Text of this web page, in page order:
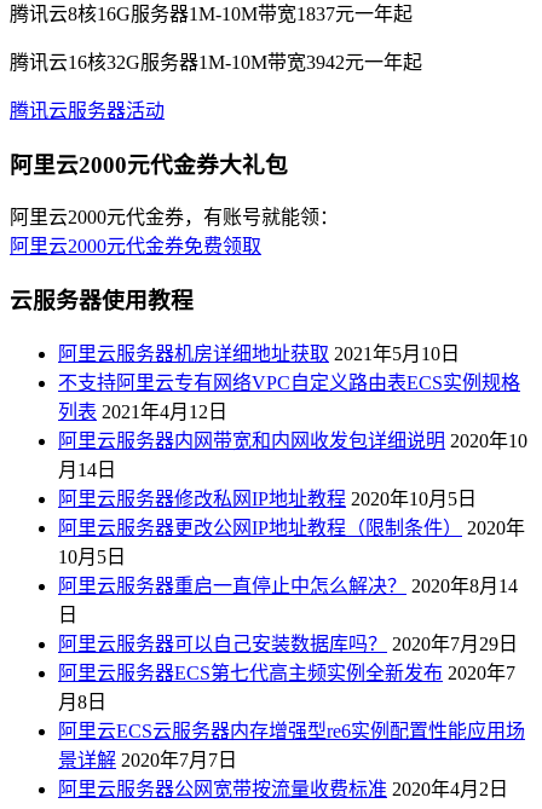
腾讯云8核16G服务器1M-10M带宽1837元一年起
腾讯云16核32G服务器1M-10M带宽3942元一年起
腾讯云服务器活动
阿里云2000元代金券大礼包
阿里云2000元代金券，有账号就能领：
阿里云2000元代金券免费领取
云服务器使用教程
阿里云服务器机房详细地址获取 2021年5月10日
不支持阿里云专有网络VPC自定义路由表ECS实例规格
列表 2021年4月12日
阿里云服务器内网带宽和内网收发包详细说明 2020年10
月14日
阿里云服务器修改私网IP地址教程 2020年10月5日
阿里云服务器更改公网IP地址教程（限制条件）
2020年
10月5日
阿里云服务器重启一直停止中怎么解决？
2020年8月14
日
阿里云服务器可以自己安装数据库吗？
2020年7月29日
阿里云服务器ECS第七代高主频实例全新发布 2020年7
月8日
阿里云ECS云服务器内存增强型re6实例配置性能应用场
景详解 2020年7月7日
阿里云服务器公网宽带按流量收费标准 2020年4月2日